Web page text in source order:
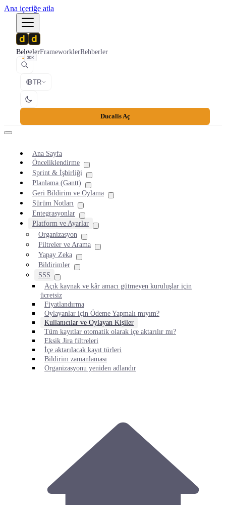
Ana içeriğe atla
BelgelerFrameworklerRehberler
⌘K
TR
Ducalis Aç
Ana Sayfa
Önceliklendirme
Sprint & İşbirliği
Planlama (Gantt)
Geri Bildirim ve Oylama
Sürüm Notları
Entegrasyonlar
Platform ve Ayarlar
Organizasyon
Filtreler ve Arama
Yapay Zeka
Bildirimler
SSS
Açık kaynak ve kâr amacı gütmeyen kuruluşlar için
ücretsiz
Fiyatlandırma
Oylayanlar için Ödeme Yapmalı mıyım?
Kullanıcılar ve Oylayan Kişiler
Tüm kayıtlar otomatik olarak içe aktarılır mı?
Eksik Jira filtreleri
İçe aktarılacak kayıt türleri
Bildirim zamanlaması
Organizasyonu yeniden adlandır